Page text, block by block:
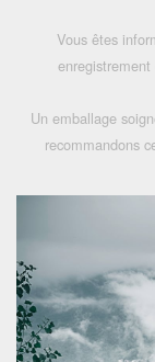
Vous êtes
Un emballage
recommandons